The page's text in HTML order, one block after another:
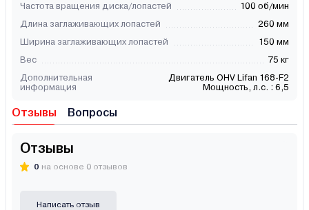
Частота вращения диска/лопастей
100 об/мин
Длина заглаживающих лопастей
260 мм
Ширина заглаживающих лопастей
150 мм
Вес
75 кг
Дополнительная
информация
Двигатель OHV Lifan 168-F2
Мощность, л.с. : 6,5
Отзывы Вопросы
Отзывы
0 на основе 0 отзывов
Написать отзыв